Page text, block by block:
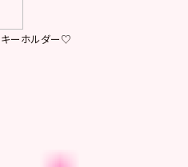
キーホルダー♡